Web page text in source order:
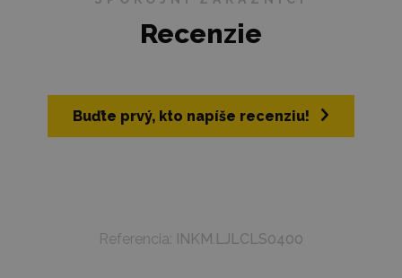
Recenzie
Buďte prvý, kto napíše recenziu!
Referencia: INKM.LJLCLS0400